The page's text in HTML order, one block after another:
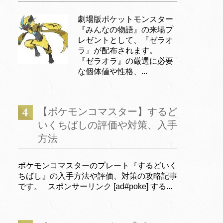
劇場版ポケットモンスター
『みんなの物語』の来場プ
レゼントとして、『ゼラオ
ラ』が配布されます。
『ゼラオラ』の厳選に必要
な個体値や性格、...
【ポケモンコマスター】するど
いくちばしの評価や対策、入手
方法
ポケモンコマスターのプレート『するどいく
ちばし』の入手方法や評価、対策の攻略記事
です。 スポンサーリンク [ad#poke] する...